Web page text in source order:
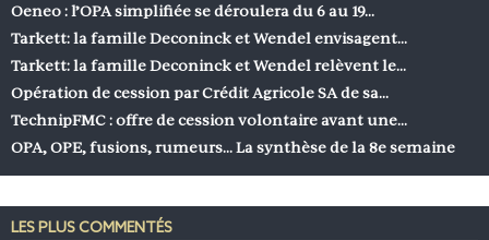
Oeneo : l’OPA simplifiée se déroulera du 6 au 19…
Tarkett: la famille Deconinck et Wendel envisagent…
Tarkett: la famille Deconinck et Wendel relèvent le…
Opération de cession par Crédit Agricole SA de sa…
TechnipFMC : offre de cession volontaire avant une…
OPA, OPE, fusions, rumeurs… La synthèse de la 8e semaine
LES PLUS COMMENTÉS